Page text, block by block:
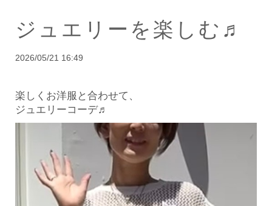
ジュエリーを楽しむ♬
2026/05/21 16:49
楽しくお洋服と合わせて、
ジュエリーコーデ♬